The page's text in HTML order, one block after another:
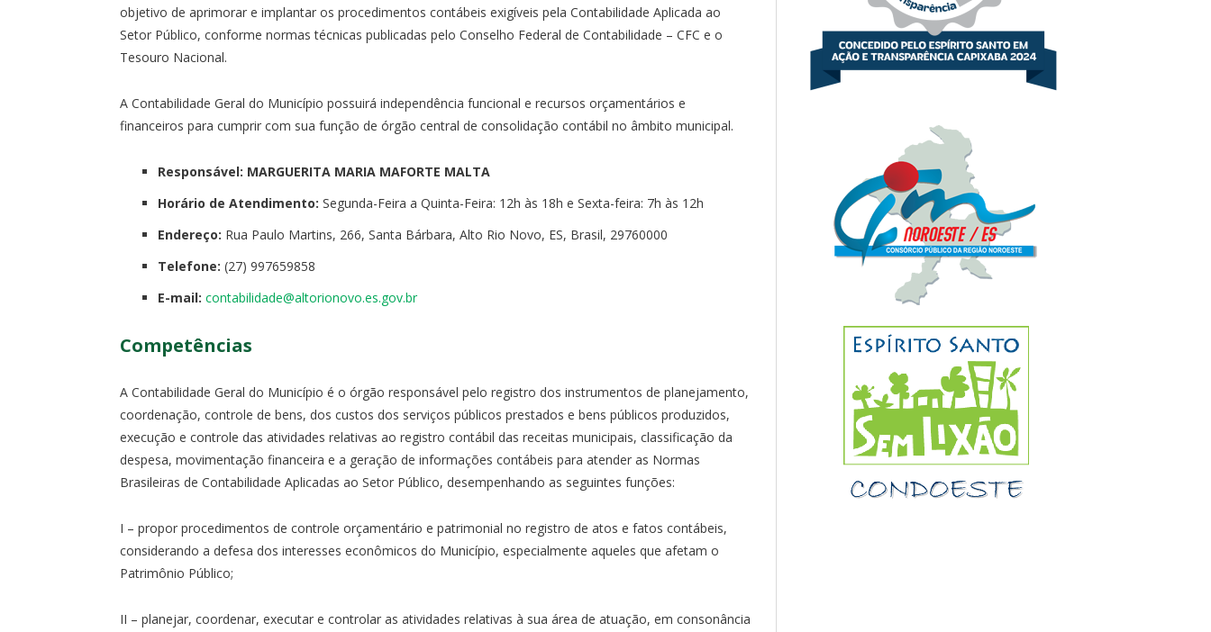
objetivo de aprimorar e implantar os procedimentos contábeis exigíveis pela Contabilidade Aplicada ao
Setor Público, conforme normas técnicas publicadas pelo Conselho Federal de Contabilidade – CFC e o
Tesouro Nacional.
A Contabilidade Geral do Município possuirá independência funcional e recursos orçamentários e
financeiros para cumprir com sua função de órgão central de consolidação contábil no âmbito municipal.
Responsável: MARGUERITA MARIA MAFORTE MALTA
Horário de Atendimento: Segunda-Feira a Quinta-Feira: 12h às 18h e Sexta-feira: 7h às 12h
Endereço: Rua Paulo Martins, 266, Santa Bárbara, Alto Rio Novo, ES, Brasil, 29760000
Telefone: (27) 997659858
E-mail: contabilidade@altorionovo.es.gov.br
Competências
A Contabilidade Geral do Município é o órgão responsável pelo registro dos instrumentos de planejamento,
coordenação, controle de bens, dos custos dos serviços públicos prestados e bens públicos produzidos,
execução e controle das atividades relativas ao registro contábil das receitas municipais, classificação da
despesa, movimentação financeira e a geração de informações contábeis para atender as Normas
Brasileiras de Contabilidade Aplicadas ao Setor Público, desempenhando as seguintes funções:
I – propor procedimentos de controle orçamentário e patrimonial no registro de atos e fatos contábeis,
considerando a defesa dos interesses econômicos do Município, especialmente aqueles que afetam o
Patrimônio Público;
II – planejar, coordenar, executar e controlar as atividades relativas à sua área de atuação, em consonância